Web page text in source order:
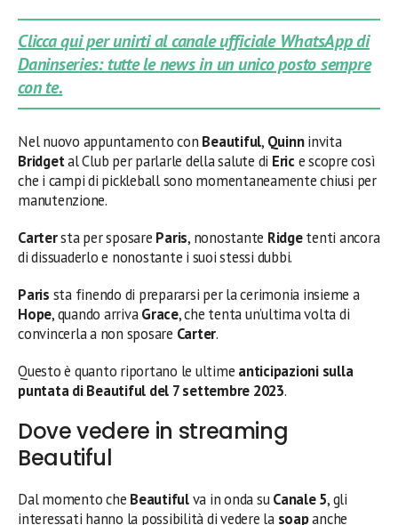
Clicca qui per unirti al canale ufficiale WhatsApp di
Daninseries: tutte le news in un unico posto sempre
con te.
Nel nuovo appuntamento con Beautiful, Quinninvita
Bridgetal Club per parlarle della salute di Eric e scopre così
che i campi di pickleball sono momentaneamente chiusi per
manutenzione.
Cartersta per sposare Paris, nonostante Ridgetenti ancora
di dissuaderlo e nonostante i suoi stessi dubbi.
Paris sta finendo di prepararsi per la cerimonia insieme a
Hope, quando arrivaGrace, che tenta un’ultima volta di
convincerla a non sposare Carter.
Questo è quanto riportano le ultime anticipazioni sulla
puntata di Beautiful del 7 settembre 2023.
Dove vedere in streaming
Beautiful
Dal momento che Beautifulva in onda suCanale 5, gli
interessati hanno la possibilità di vedere la soapanche